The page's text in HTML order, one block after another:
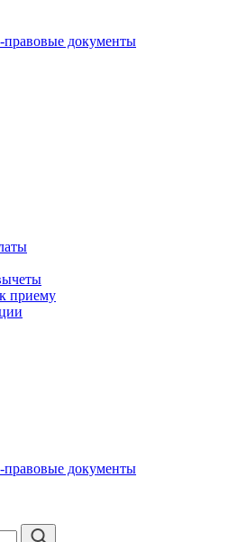
документы
приему
документы